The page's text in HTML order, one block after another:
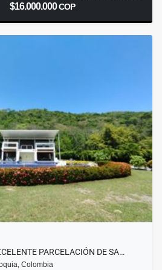
$16.000.000COP
PARCELACIÓN DE SA…
Colombia